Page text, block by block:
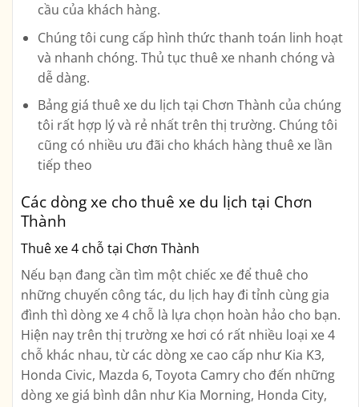
cầu của khách hàng.
Chúng tôi cung cấp hình thức thanh toán linh hoạt
và nhanh chóng. Thủ tục thuê xe nhanh chóng và
dễ dàng.
Bảng giá thuê xe du lịch tại Chơn Thành của chúng
tôi rất hợp lý và rẻ nhất trên thị trường. Chúng tôi
cũng có nhiều ưu đãi cho khách hàng thuê xe lần
tiếp theo
Các dòng xe cho thuê xe du lịch tại Chơn
Thành
Thuê xe 4 chỗ tại Chơn Thành
Nếu bạn đang cần tìm một chiếc xe để thuê cho
những chuyến công tác, du lịch hay đi tỉnh cùng gia
đình thì dòng xe 4 chỗ là lựa chọn hoàn hảo cho bạn.
Hiện nay trên thị trường xe hơi có rất nhiều loại xe 4
chỗ khác nhau, từ các dòng xe cao cấp như Kia K3,
Honda Civic, Mazda 6, Toyota Camry cho đến những
dòng xe giá bình dân như Kia Morning, Honda City,